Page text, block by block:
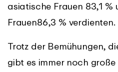
asiatische Frauen 83,1 %
Frauen86,3 % verdienten.
Trotz der Bemühungen,
gibt es immer noch